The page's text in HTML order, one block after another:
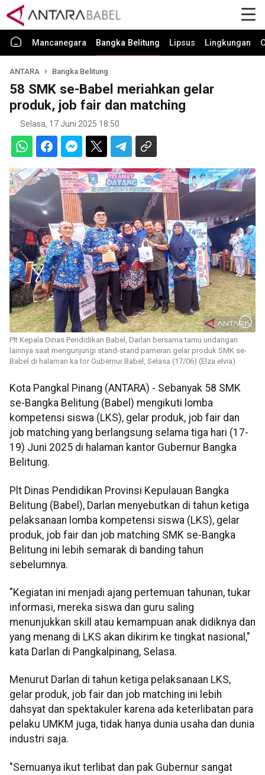
Mancanegara Bangka Belitung Lipsus Lingkungan
ANTARA Bangka Belitung
58 SMK se-Babel meriahkan gelar
produk, job fair dan matching
Selasa, 17 Juni 2025 18:50
Plt Kepala Dinas Pendidikan Babel, Darlan bersama tamu undangan
lainnya saat mengunjungi stand-stand pameran gelar produk SMK se-
Babel di halaman ka tor Gubernur Babel, Selasa (17/06) (Elza elvia)
Kota Pangkal Pinang (ANTARA) - Sebanyak 58 SMK
se-Bangka Belitung (Babel) mengikuti lomba
kompetensi siswa (LKS), gelar produk, job fair dan
job matching yang berlangsung selama tiga hari (17-
19) Juni 2025 di halaman kantor Gubernur Bangka
Belitung.
Plt Dinas Pendidikan Provinsi Kepulauan Bangka
Belitung (Babel), Darlan menyebutkan di tahun ketiga
pelaksanaan lomba kompetensi siswa (LKS), gelar
produk, job fair dan job matching SMK se-Bangka
Belitung ini lebih semarak di banding tahun
sebelumnya.
"Kegiatan ini menjadi ajang pertemuan tahunan, tukar
informasi, mereka siswa dan guru saling
menunjukkan skill atau kemampuan anak didiknya dan
yang menang di LKS akan dikirim ke tingkat nasional,"
kata Darlan di Pangkalpinang, Selasa.
Menurut Darlan di tahun ketiga pelaksanaan LKS,
gelar produk, job fair dan job matching ini lebih
dahsyat dan spektakuler karena ada keterlibatan para
pelaku UMKM juga, tidak hanya dunia usaha dan dunia
industri saja.
"Semuanya ikut terlibat dan pak Gubernur sangat